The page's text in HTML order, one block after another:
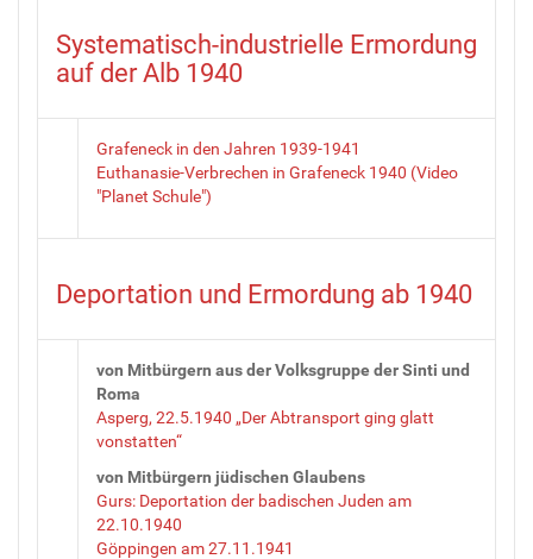
Systematisch-industrielle Ermordung
auf der Alb 1940
Grafeneck in den Jahren 1939-1941
Euthanasie-Verbrechen in Grafeneck 1940 (Video
"Planet Schule")
Deportation und Ermordung ab 1940
von Mitbürgern aus der Volksgruppe der Sinti und
Roma
Asperg, 22.5.1940 „Der Abtransport ging glatt
vonstatten“
von Mitbürgern jüdischen Glaubens
Gurs: Deportation der badischen Juden am
22.10.1940
Göppingen am 27.11.1941